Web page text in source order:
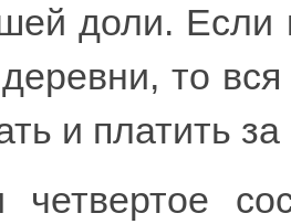
доли. Если
то
и платить за
четвертое